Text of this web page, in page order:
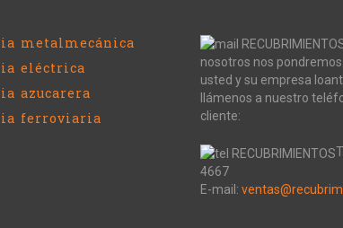
metalmecánica
eléctrica
azucarera
ferroviaria
nosotros nos
usted y su empresa
llámenos a nuestro
cliente:
4667
E-mail: